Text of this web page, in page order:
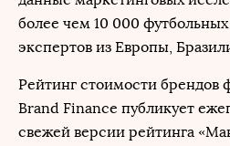
более чем 10 000
экспертов из Европы,
Рейтинг стоимости брендов
Brand Finance публикует
свежей версии рейтинга